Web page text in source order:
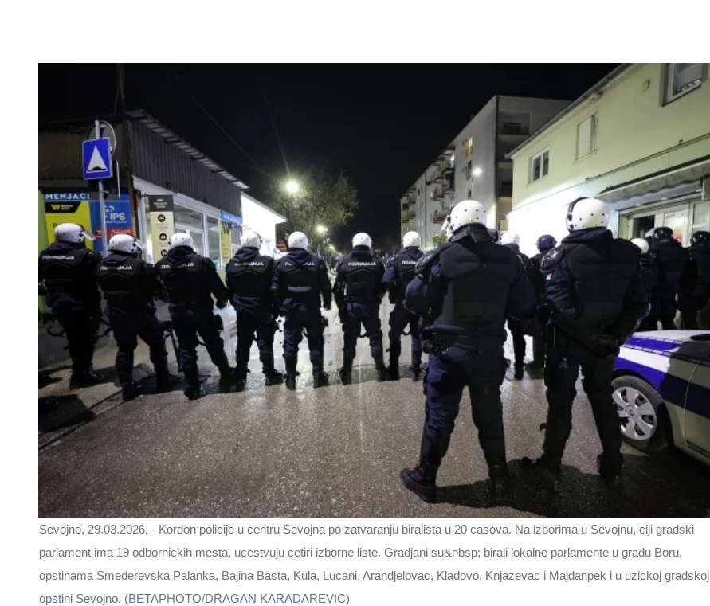
Sevojno, 29.03.2026. - Kordon policije u centru Sevojna po zatvaranju biralista u 20 casova. Na izborima u Sevojnu, ciji gradski
parlament ima 19 odbornickih mesta, ucestvuju cetiri izborne liste. Gradjani su&nbsp; birali lokalne parlamente u gradu Boru,
opstinama Smederevska Palanka, Bajina Basta, Kula, Lucani, Arandjelovac, Kladovo, Knjazevac i Majdanpek i u uzickoj gradskoj
opstini Sevojno. (BETAPHOTO/DRAGAN KARADAREVIC)